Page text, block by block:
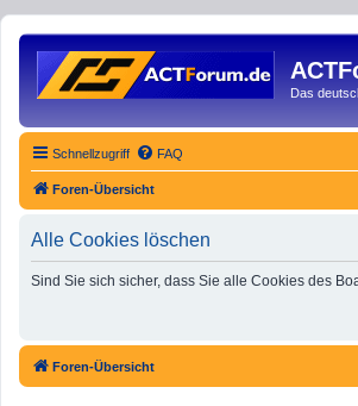
Das
Schnellzugriff FAQ
Foren-Übersicht
Alle Cookies löschen
Sind Sie sich sicher, dass Sie alle Cookies des
Foren-Übersicht